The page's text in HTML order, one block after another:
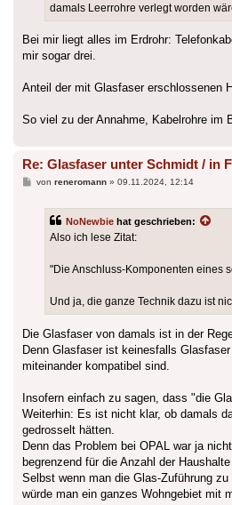
damals Leerrohre verlegt worden
Bei mir liegt alles im Erdrohr:
mir sogar drei.
Anteil der mit Glasfaser erschlossenen
So viel zu der Annahme, Kabelrohre im
Re: Glasfaser unter Schmidt / in
Beitrag
von reneromann» 09.11.2024, 12:14
NoNewbie hat geschrieben:
Also ich lese Zitat:
"Die Anschluss-Komponenten eines
Und ja, die ganze Technik dazu ist
Die Glasfaser von damals ist in der
Denn Glasfaser ist keinesfalls
miteinander kompatibel sind.
Insofern einfach zu sagen, dass "die
Weiterhin: Es ist nicht klar, ob damals
gedrosselt hätten.
Denn das Problem bei OPAL war ja
begrenzend für die Anzahl der Haushalte
Selbst wenn man die Glas-Zuführung
würde man ein ganzes Wohngebiet mit